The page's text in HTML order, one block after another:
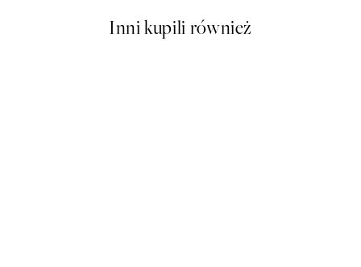
Inni kupili również